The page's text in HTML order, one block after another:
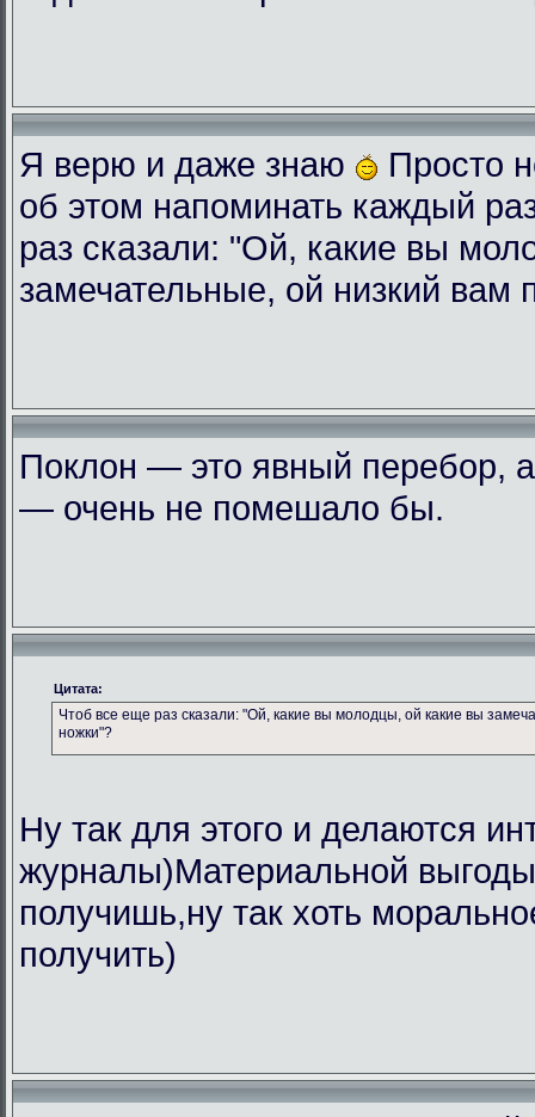
Я верю и даже знаю
Просто
об этом напоминать каждый
раз сказали: "Ой, какие вы
замечательные, ой низкий вам
Поклон — это явный перебор,
— очень не помешало бы.
Цитата:
Чтоб все еще раз сказали: "Ой, какие вы молодцы, ой какие вы
ножки"?
Ну так для этого и делаются
журналы)Материальной
получишь,ну так хоть
получить)